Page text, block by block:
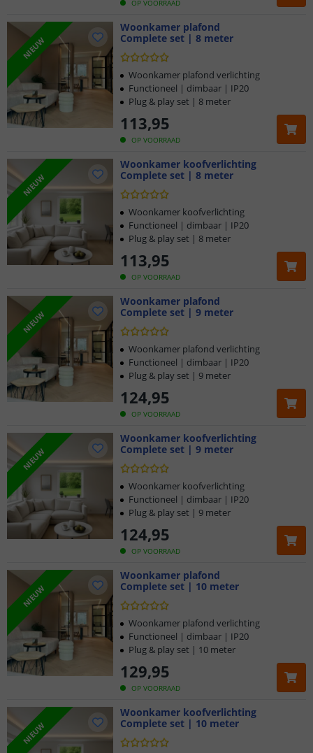
OP VOORRAAD
NIEUW
Woonkamer plafond
Complete set | 8 meter
OP VOORRAAD
113,95
Woonkamer plafond verlichting
Functioneel | dimbaar | IP20
Plug & play set | 8 meter
NIEUW
Woonkamer koofverlichting
Complete set | 8 meter
OP VOORRAAD
113,95
Woonkamer koofverlichting
Functioneel | dimbaar | IP20
Plug & play set | 8 meter
NIEUW
Woonkamer plafond
Complete set | 9 meter
OP VOORRAAD
124,95
Woonkamer plafond verlichting
Functioneel | dimbaar | IP20
Plug & play set | 9 meter
NIEUW
Woonkamer koofverlichting
Complete set | 9 meter
OP VOORRAAD
124,95
Woonkamer koofverlichting
Functioneel | dimbaar | IP20
Plug & play set | 9 meter
NIEUW
Woonkamer plafond
Complete set | 10 meter
OP VOORRAAD
129,95
Woonkamer plafond verlichting
Functioneel | dimbaar | IP20
Plug & play set | 10 meter
NIEUW
Woonkamer koofverlichting
Complete set | 10 meter